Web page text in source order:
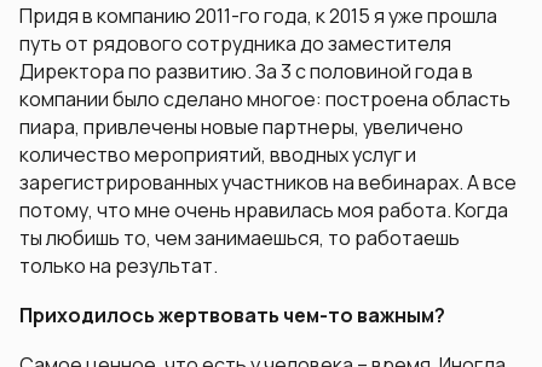
Придя в компанию 2011-го года, к 2015 я уже прошла
путь от рядового сотрудника до заместителя
Директора по развитию. За 3 с половиной года в
компании было сделано многое: построена область
пиара, привлечены новые партнеры, увеличено
количество мероприятий, вводных услуг и
зарегистрированных участников на вебинарах. А все
потому, что мне очень нравилась моя работа. Когда
ты любишь то, чем занимаешься, то работаешь
только на результат.
Приходилось жертвовать чем-то важным?